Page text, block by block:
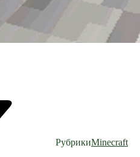
РубрикиMinecraft